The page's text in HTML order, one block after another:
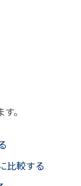
。
比較する